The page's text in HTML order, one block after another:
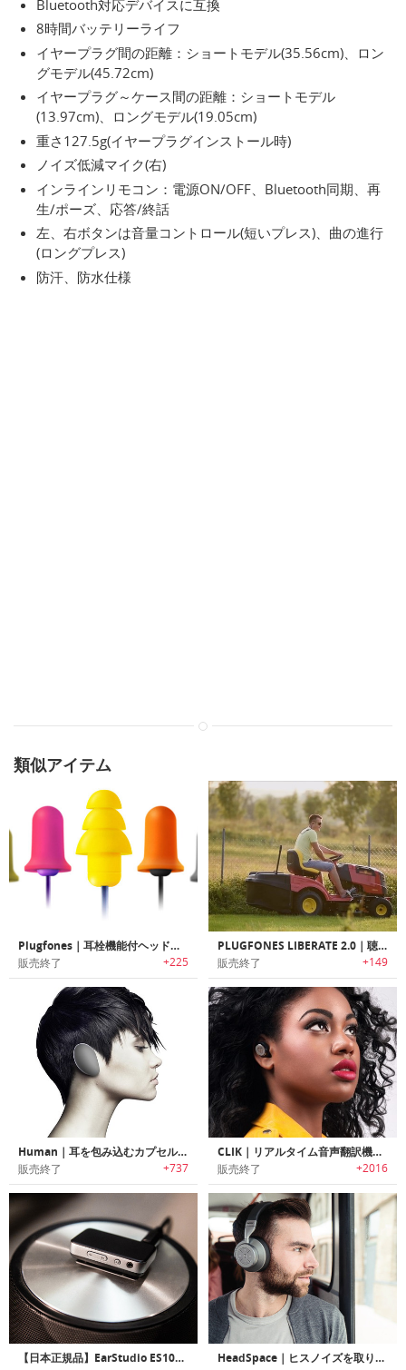
Bluetooth対応デバイスに互換
8時間バッテリーライフ
イヤープラグ間の距離：ショートモデル(35.56cm)、ロン
グモデル(45.72cm)
イヤープラグ～ケース間の距離：ショートモデル
(13.97cm)、ロングモデル(19.05cm)
重さ127.5g(イヤープラグインストール時)
ノイズ低減マイク(右)
インラインリモコン：電源ON/OFF、Bluetooth同期、再
生/ポーズ、応答/終話
左、右ボタンは音量コントロール(短いプレス)、曲の進行
(ロングプレス)
防汗、防水仕様
類似アイテム
Plugfones｜耳栓機能付ヘッドフォン「プラグフォン」
販売終了 +225
PLUGFONES LIBERATE 2.0｜聴覚保護機能搭載ワイヤレスBluetoothイヤホン「プラグフォン2.0」
販売終了 +149
Human｜耳を包み込むカプセルデザインワイヤレスヘッドフォン「ヒューマン」
販売終了 +737
CLIK｜リアルタイム音声翻訳機能搭載ワイヤレスイヤホン「クリック」
販売終了 +2016
【日本正規品】EarStudio ES100｜スタジオ品質の24ビットハイレゾオーディオを提供するBluetoothレシーバー「イヤースタジオ」 HeadSpace｜ヒスノイズを取り除いたサウンドを提供するアクティブノイズキャンセリングヘッドホン「ヘッドスペース」